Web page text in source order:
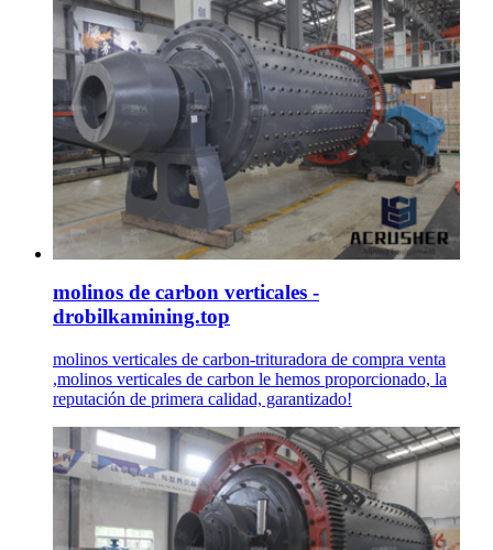
molinos de carbon verticales -
drobilkamining.top
molinos verticales de carbon-trituradora de compra venta
,molinos verticales de carbon le hemos proporcionado, la
reputación de primera calidad, garantizado!